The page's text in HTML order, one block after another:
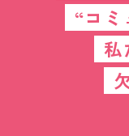
“コ
私